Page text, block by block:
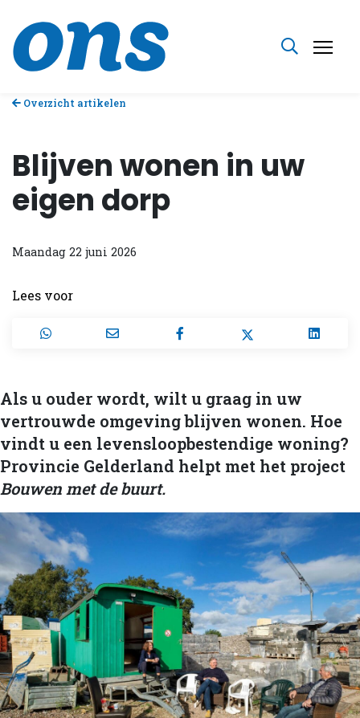
Overzicht artikelen
Blijven wonen in uw
eigen dorp
Maandag 22 juni 2026
Lees voor
Als u ouder wordt, wilt u graag in uw
vertrouwde omgeving blijven wonen. Hoe
vindt u een levensloopbestendige woning?
Provincie Gelderland helpt met het project
Bouwen met de buurt.